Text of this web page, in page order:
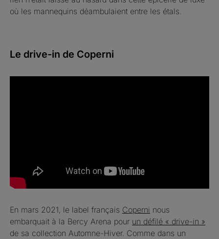
où les mannequins déambulaient entre les étals.
Le drive-in de Coperni
En mars 2021, le label français Coperni nous
embarquait à la Bercy Arena pour un défilé « drive-in »
de sa collection Automne-Hiver. Comme dans un